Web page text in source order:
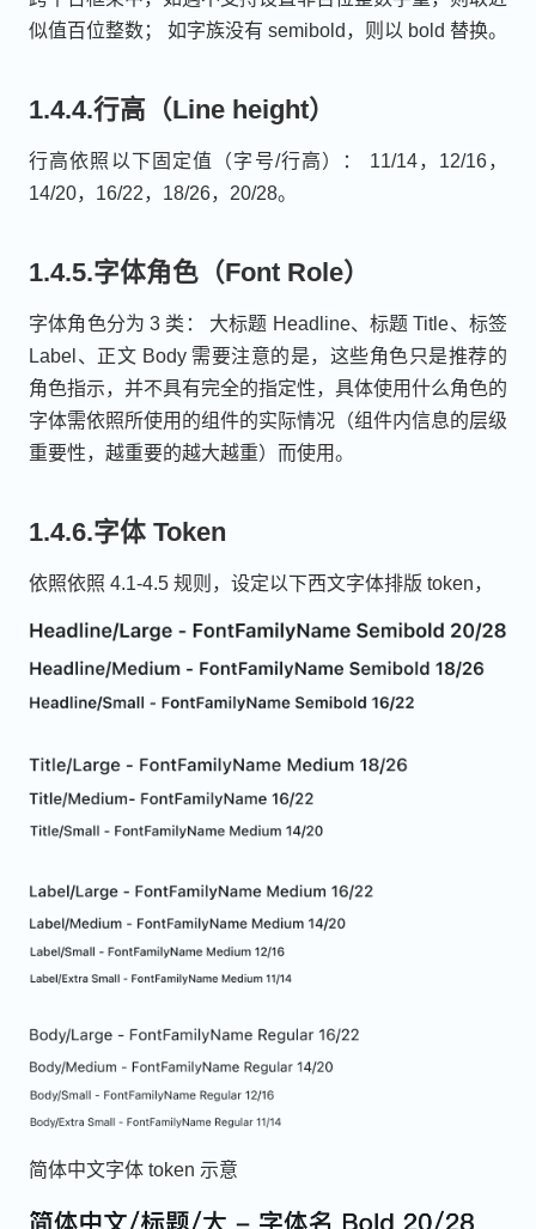
似值百位整数； 如字族没有 semibold，则以 bold 替换。
1.4.4.行高（Line height）
行高依照以下固定值（字号/行高）： 11/14，12/16，
14/20，16/22，18/26，20/28。
1.4.5.字体角色（Font Role）
字体角色分为 3 类： 大标题 Headline、标题 Title、标签
Label、正文 Body 需要注意的是，这些角色只是推荐的
角色指示，并不具有完全的指定性，具体使用什么角色的
字体需依照所使用的组件的实际情况（组件内信息的层级
重要性，越重要的越大越重）而使用。
1.4.6.字体 Token
依照依照 4.1-4.5 规则，设定以下西文字体排版 token，
简体中文字体 token 示意